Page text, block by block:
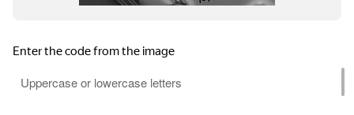
TeploExpert.com © 2008 - 2026 Оборудование для
систем отопления, водоснабжения, канализации